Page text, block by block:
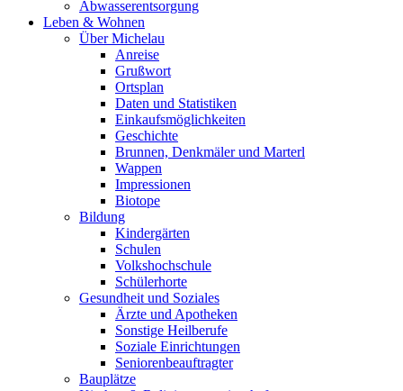
Abwasserentsorgung
Leben & Wohnen
Über Michelau
Anreise
Grußwort
Ortsplan
Daten und Statistiken
Einkaufsmöglichkeiten
Geschichte
Brunnen, Denkmäler und Marterl
Wappen
Impressionen
Biotope
Bildung
Kindergärten
Schulen
Volkshochschule
Schülerhorte
Gesundheit und Soziales
Ärzte und Apotheken
Sonstige Heilberufe
Soziale Einrichtungen
Seniorenbeauftragter
Bauplätze